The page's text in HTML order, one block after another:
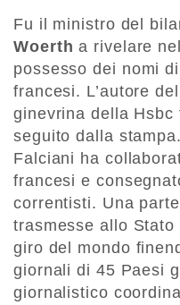
Fu il ministro del
Woerth a rivelare
possesso dei nomi
francesi. L’autore
ginevrina della
seguito dalla stampa.
Falciani ha
francesi e
correntisti. Una
trasmesse allo Stato
giro del mondo
giornali di 45 Paesi
giornalistico